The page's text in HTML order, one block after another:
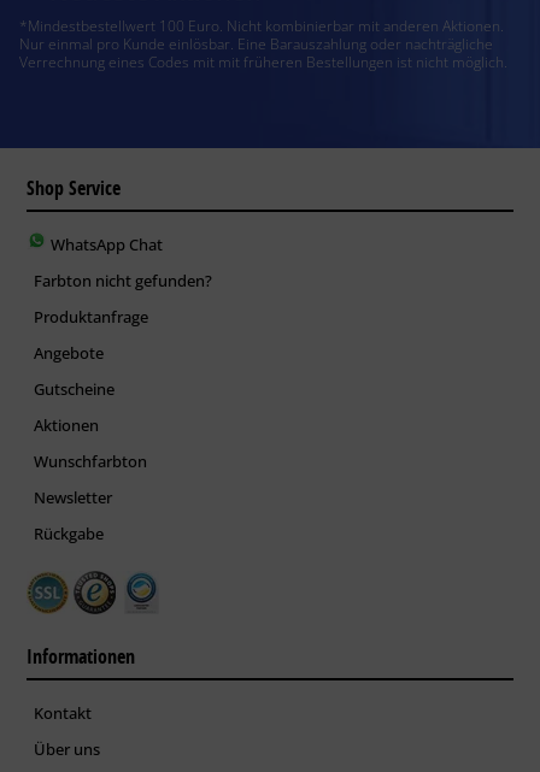
*Mindestbestellwert 100 Euro. Nicht kombinierbar mit anderen Aktionen.
Nur einmal pro Kunde einlösbar. Eine Barauszahlung oder nachträgliche
Verrechnung eines Codes mit mit früheren Bestellungen ist nicht möglich.
Shop Service
WhatsApp Chat
Farbton nicht gefunden?
Produktanfrage
Angebote
Gutscheine
Aktionen
Wunschfarbton
Newsletter
Rückgabe
Informationen
Kontakt
Über uns